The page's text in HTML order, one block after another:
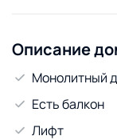
рукой
телефону
Описание
Монолитный
Есть балкон
Лифт